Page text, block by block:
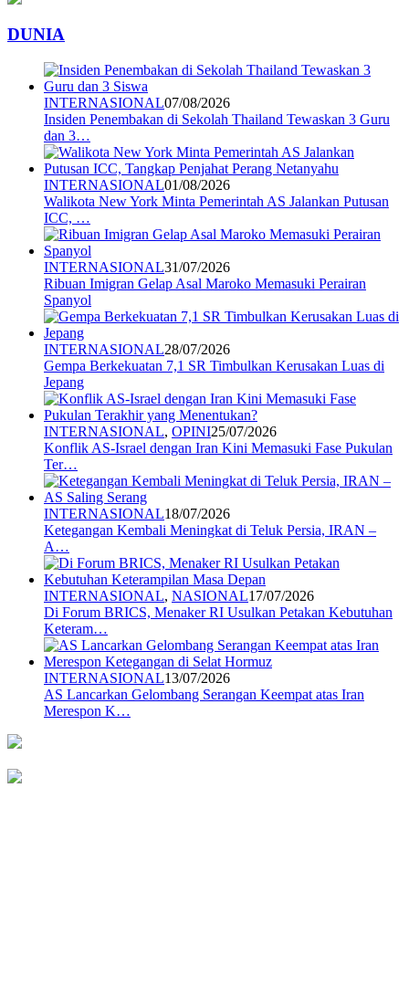
DUNIA
INTERNASIONAL07/08/2026
Insiden Penembakan di Sekolah Thailand Tewaskan 3 Guru
dan 3…
INTERNASIONAL01/08/2026
Walikota New York Minta Pemerintah AS Jalankan Putusan
ICC, …
INTERNASIONAL31/07/2026
Ribuan Imigran Gelap Asal Maroko Memasuki Perairan
Spanyol
INTERNASIONAL28/07/2026
Gempa Berkekuatan 7,1 SR Timbulkan Kerusakan Luas di
Jepang
INTERNASIONAL, OPINI25/07/2026
Konflik AS-Israel dengan Iran Kini Memasuki Fase Pukulan
Ter…
INTERNASIONAL18/07/2026
Ketegangan Kembali Meningkat di Teluk Persia, IRAN –
A…
INTERNASIONAL, NASIONAL17/07/2026
Di Forum BRICS, Menaker RI Usulkan Petakan Kebutuhan
Keteram…
INTERNASIONAL13/07/2026
AS Lancarkan Gelombang Serangan Keempat atas Iran
Merespon K…